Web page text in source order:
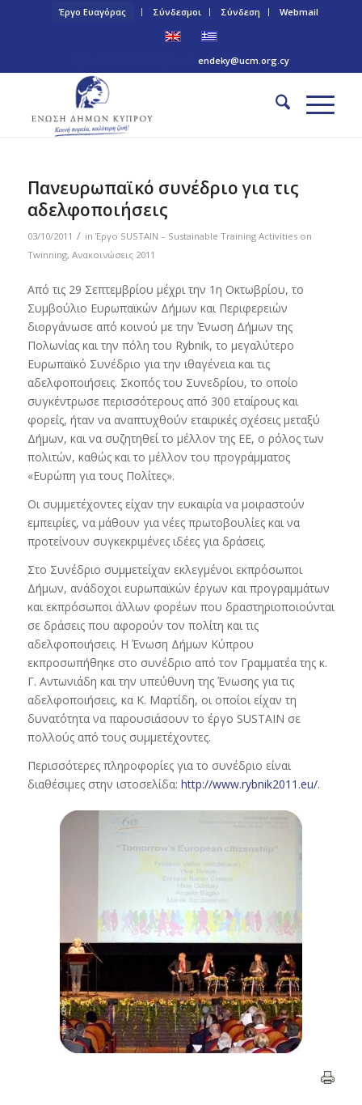
Έργο Ευαγόρας Σύνδεσμοι Σύνδεση Webmail
endeky@ucm.org.cy
Πανευρωπαϊκό συνέδριο για τις
αδελφοποιήσεις
03/10/2011 / in Έργο SUSTAIN – Sustainable Training Activities on
Twinning, Ανακοινώσεις 2011
Από τις 29 Σεπτεμβρίου μέχρι την 1η Οκτωβρίου, το
Συμβούλιο Ευρωπαϊκών Δήμων και Περιφερειών
διοργάνωσε από κοινού με την Ένωση Δήμων της
Πολωνίας και την πόλη του Rybnik, το μεγαλύτερο
Ευρωπαϊκό Συνέδριο για την ιθαγένεια και τις
αδελφοποιήσεις. Σκοπός του Συνεδρίου, το οποίο
συγκέντρωσε περισσότερους από 300 εταίρους και
φορείς, ήταν να αναπτυχθούν εταιρικές σχέσεις μεταξύ
Δήμων, και να συζητηθεί το μέλλον της ΕΕ, ο ρόλος των
πολιτών, καθώς και το μέλλον του προγράμματος
«Ευρώπη για τους Πολίτες».
Οι συμμετέχοντες είχαν την ευκαιρία να μοιραστούν
εμπειρίες, να μάθουν για νέες πρωτοβουλίες και να
προτείνουν συγκεκριμένες ιδέες για δράσεις.
Στο Συνέδριο συμμετείχαν εκλεγμένοι εκπρόσωποι
Δήμων, ανάδοχοι ευρωπαϊκών έργων και προγραμμάτων
και εκπρόσωποι άλλων φορέων που δραστηριοποιούνται
σε δράσεις που αφορούν τον πολίτη και τις
αδελφοποιήσεις. Η Ένωση Δήμων Κύπρου
εκπροσωπήθηκε στο συνέδριο από τον Γραμματέα της κ.
Γ. Αντωνιάδη και την υπεύθυνη της Ένωσης για τις
αδελφοποιήσεις, κα Κ. Μαρτίδη, οι οποίοι είχαν τη
δυνατότητα να παρουσιάσουν το έργο SUSTAIN σε
πολλούς από τους συμμετέχοντες.
Περισσότερες πληροφορίες για το συνέδριο είναι
διαθέσιμες στην ιστοσελίδα: http://www.rybnik2011.eu/.